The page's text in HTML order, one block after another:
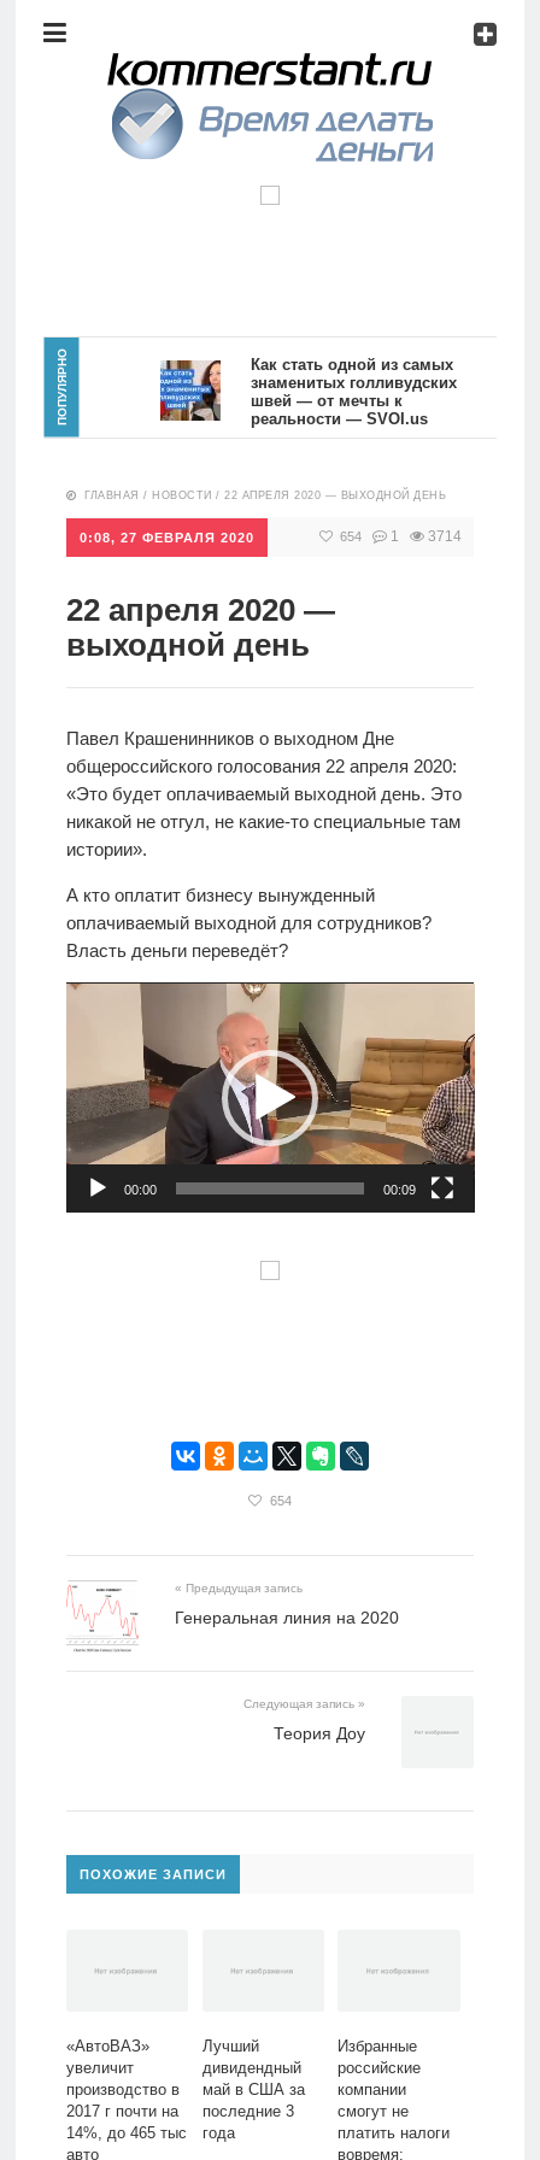
анализ
Видео
Сделано
Главная
Новости
Аналитика
Дивиденды
Волновой
анализ
Видео
Сделано
в России
ПОПУЛЯРНО
Как стать одной из самых
знаменитых голливудских
швей — от мечты к
реальности — SVOI.us
10551
ГЛАВНАЯ / НОВОСТИ /22 АПРЕЛЯ 2020 — ВЫХОДНОЙ ДЕНЬ
0:08, 27 ФЕВРАЛЯ 2020 654 1 3714
22 апреля 2020 —
выходной день
Павел Крашенинников о выходном Дне
общероссийского голосования 22 апреля 2020:
«Это будет оплачиваемый выходной день. Это
никакой не отгул, не какие-то специальные там
истории».
А кто оплатит бизнесу вынужденный
оплачиваемый выходной для сотрудников?
Власть деньги переведёт?
Видеоплеер
00:00 00:09
654
« Предыдущая запись
Генеральная линия на 2020
Следующая запись »
Теория Доу
ПОХОЖИЕ ЗАПИСИ
«АвтоВАЗ»
увеличит
производство в
2017 г почти на
14%, до 465 тыс
авто
Лучший
дивидендный
май в США за
последние 3
года
Избранные
российские
компании
смогут не
платить налоги
вовремя: